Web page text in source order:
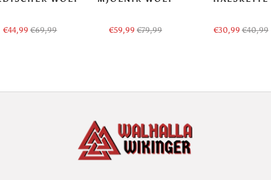
€44,99 €69,99 €59,99 €79,99 €30,99 €40,99